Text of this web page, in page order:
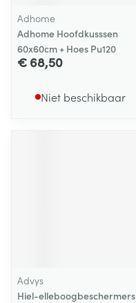
Adhome
Adhome Hoofdkusssen
60x60cm + Hoes Pu120
€ 68,50
Niet beschikbaar
Advys
Hiel-elleboogbeschermers